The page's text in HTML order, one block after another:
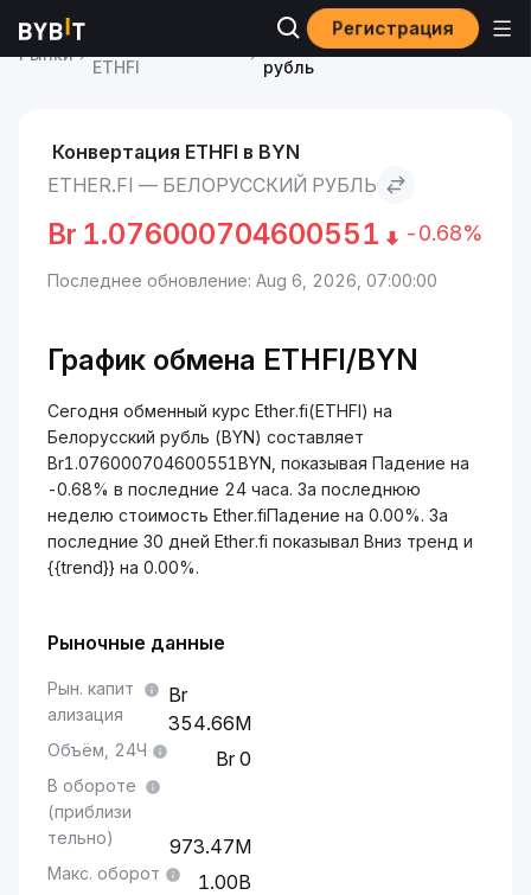
Регистрация
Рынки
ETHFI
Ether.fi to Белорусский
рубль
Конвертация ETHFI в BYN
ETHER.FI — БЕЛОРУССКИЙ РУБЛЬ
Br 1.076000704600551 -0.68%
Последнее обновление: Aug 6, 2026, 07:00:00
График обмена ETHFI/BYN
Сегодня обменный курс Ether.fi(ETHFI) на
Белорусский рубль (BYN) составляет
Br1.076000704600551BYN, показывая Падение на
-0.68% в последние 24 часа. За последнюю
неделю стоимость Ether.fiПадение на 0.00%. За
последние 30 дней Ether.fi показывал Вниз тренд и
{{trend}} на 0.00%.
Рыночные данные
Рын. капит
ализация
354.66M
Объём, 24Ч 0
В обороте
(приблизи
тельно)
973.47M
Макс. оборот 1.00B